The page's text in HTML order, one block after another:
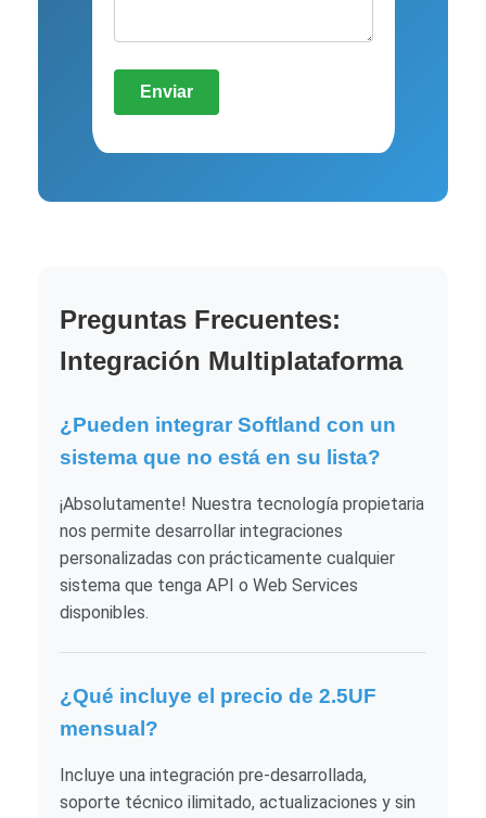
Preguntas Frecuentes:
Integración Multiplataforma
¿Pueden integrar Softland con un
sistema que no está en su lista?
¡Absolutamente! Nuestra tecnología propietaria
nos permite desarrollar integraciones
personalizadas con prácticamente cualquier
sistema que tenga API o Web Services
disponibles.
¿Qué incluye el precio de 2.5UF
mensual?
Incluye una integración pre-desarrollada,
soporte técnico ilimitado, actualizaciones y sin